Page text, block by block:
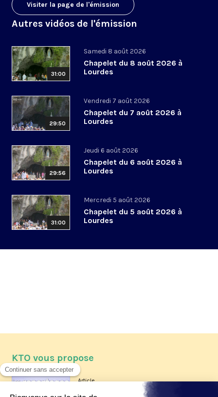
Visiter la page de l'émission
Autres vidéos de l'émission
31:00
Samedi 8 août 2026
Chapelet du 8 août 2026 à
Lourdes
29:50
Vendredi 7 août 2026
Chapelet du 7 août 2026 à
Lourdes
29:56
Jeudi 6 août 2026
Chapelet du 6 août 2026 à
Lourdes
31:00
Mercredi 5 août 2026
Chapelet du 5 août 2026 à
Lourdes
KTO vous propose
Article
Les reportages d'été 2026 de KTO